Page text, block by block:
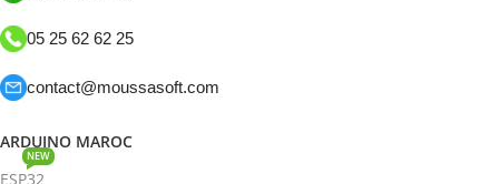
05 25 62 62 25
contact@moussasoft.com
ARDUINO MAROC
ESP32
NEW